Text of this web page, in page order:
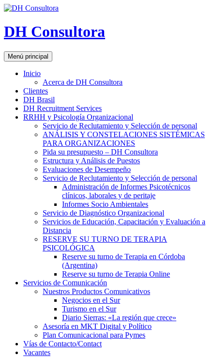
DH Consultora
Buscar
Menú principal
Saltar
al
Inicio
Acerca de DH Consultora
Clientes
DH Brasil
DH Recruitment Services
RRHH y Psicología Organizacional
Servicio de Reclutamiento y Selección de personal
ANÁLISIS Y CONSTELACIONES SISTÉMICAS
PARA ORGANIZACIONES
Pida su presupuesto – DH Consultora
Estructura y Análisis de Puestos
Evaluaciones de Desempeño
Servicio de Reclutamiento y Selección de personal
Administración de Informes Psicotécnicos
clínicos, laborales y de peritaje
Informes Socio Ambientales
Servicio de Diagnóstico Organizacional
Servicios de Educación, Capacitación y Evaluación a
Distancia
RESERVE SU TURNO DE TERAPIA
PSICOLÓGICA
Reserve su turno de Terapia en Córdoba
(Argentina)
Reserve su turno de Terapia Online
Servicios de Comunicación
Nuestros Productos Comunicativos
Negocios en el Sur
Turismo en el Sur
Diario Sierras: «La región que crece»
Asesoría en MKT Digital y Político
Plan Comunicacional para Pymes
Vías de Contacto/Contact
Vacantes